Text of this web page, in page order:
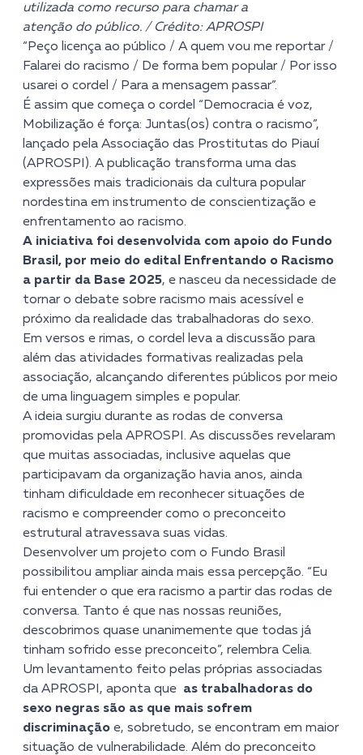
utilizada como recurso para chamar a
atenção do público. / Crédito: APROSPI
“Peço licença ao público / A quem vou me reportar /
Falarei do racismo / De forma bem popular / Por isso
usarei o cordel / Para a mensagem passar”.
É assim que começa o cordel “Democracia é voz,
Mobilização é força: Juntas(os) contra o racismo”,
lançado pela Associação das Prostitutas do Piauí
(APROSPI). A publicação transforma uma das
expressões mais tradicionais da cultura popular
nordestina em instrumento de conscientização e
enfrentamento ao racismo.
A iniciativa foi desenvolvida com apoio do Fundo
Brasil, por meio do edital
Enfrentando o Racismo
a partir da Base 2025, e nasceu da necessidade de
tornar o debate sobre racismo mais acessível e
próximo da realidade das trabalhadoras do sexo.
Em versos e rimas, o cordel leva a discussão para
além das atividades formativas realizadas pela
associação, alcançando diferentes públicos por meio
de uma linguagem simples e popular.
A ideia surgiu durante as rodas de conversa
promovidas pela APROSPI. As discussões revelaram
que muitas associadas, inclusive aquelas que
participavam da organização havia anos, ainda
tinham dificuldade em reconhecer situações de
racismo e compreender como o preconceito
estrutural atravessava suas vidas.
Desenvolver um projeto com o Fundo Brasil
possibilitou ampliar ainda mais essa percepção. “Eu
fui entender o que era racismo a partir das rodas de
conversa. Tanto é que nas nossas reuniões,
descobrimos quase unanimemente que todas já
tinham sofrido esse preconceito”, relembra Celia.
Um levantamento feito pelas próprias associadas
da APROSPI, aponta que as trabalhadoras do
sexo negras são as que mais sofrem
discriminação e, sobretudo, se encontram em maior
situação de vulnerabilidade. Além do preconceito